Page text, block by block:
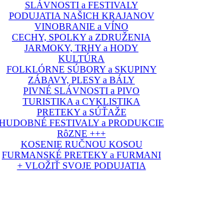
SLÁVNOSTI a FESTIVALY
PODUJATIA NAŠICH KRAJANOV
VINOBRANIE a VÍNO
CECHY, SPOLKY a ZDRUŽENIA
JARMOKY, TRHY a HODY
KULTÚRA
FOLKLÓRNE SÚBORY a SKUPINY
ZÁBAVY, PLESY a BÁLY
PIVNÉ SLÁVNOSTI a PIVO
TURISTIKA a CYKLISTIKA
PRETEKY a SÚŤAŽE
FESTIVALY a PRODUKCIE
RôZNE +++
KOSENIE RUČNOU KOSOU
FURMANSKÉ PRETEKY a FURMANI
+ VLOŽIŤ SVOJE PODUJATIA